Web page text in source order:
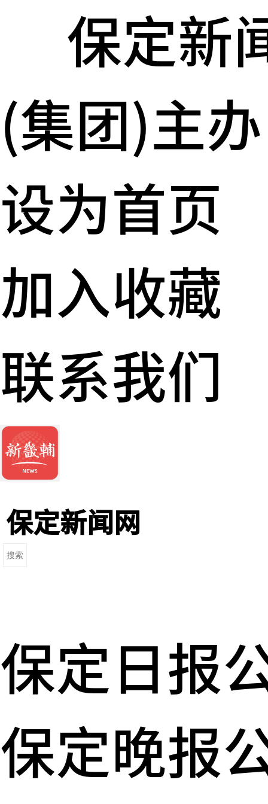
保定新
(集团)主办
设为首页
加入收藏
联系我们
保定新闻网
保定日报
保定晚报